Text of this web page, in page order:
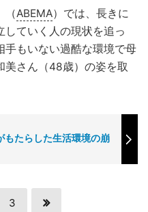
（ABEMA）では、長きに
ていく人の現状を追っ
手もいない過酷な環境で母
美さん（48歳）の姿を取
たらした生活環境の崩
3